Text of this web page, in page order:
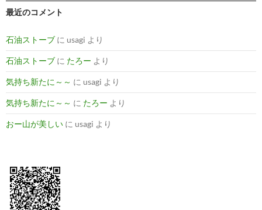
最近のコメント
石油ストーブ に usagi より
石油ストーブ に たろー より
気持ち新たに～～ に usagi より
気持ち新たに～～ に たろー より
おー山が美しい に usagi より